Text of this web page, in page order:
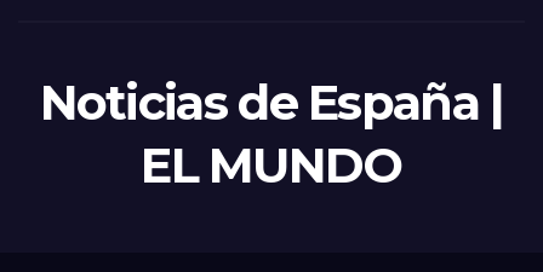
Noticias de España |
EL MUNDO